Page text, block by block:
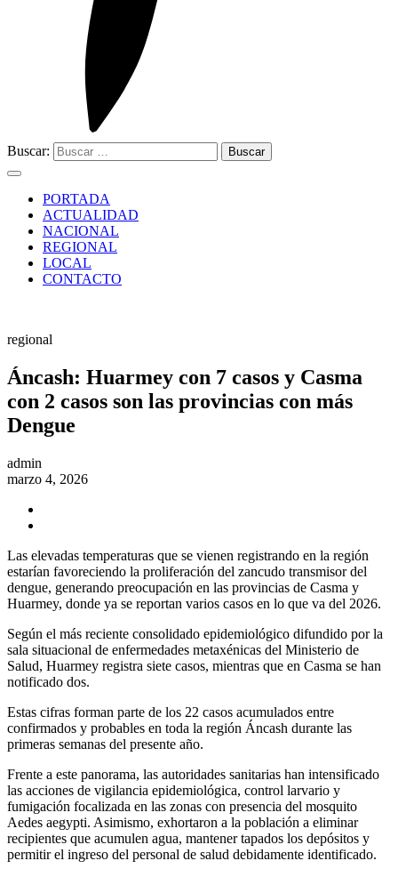
Buscar:
PORTADA
ACTUALIDAD
NACIONAL
REGIONAL
LOCAL
CONTACTO
regional
Áncash: Huarmey con 7 casos y Casma
con 2 casos son las provincias con más
Dengue
admin
marzo 4, 2026
Las elevadas temperaturas que se vienen registrando en la región
estarían favoreciendo la proliferación del zancudo transmisor del
dengue, generando preocupación en las provincias de Casma y
Huarmey, donde ya se reportan varios casos en lo que va del 2026.
Según el más reciente consolidado epidemiológico difundido por la
sala situacional de enfermedades metaxénicas del Ministerio de
Salud, Huarmey registra siete casos, mientras que en Casma se han
notificado dos.
Estas cifras forman parte de los 22 casos acumulados entre
confirmados y probables en toda la región Áncash durante las
primeras semanas del presente año.
Frente a este panorama, las autoridades sanitarias han intensificado
las acciones de vigilancia epidemiológica, control larvario y
fumigación focalizada en las zonas con presencia del mosquito
Aedes aegypti. Asimismo, exhortaron a la población a eliminar
recipientes que acumulen agua, mantener tapados los depósitos y
permitir el ingreso del personal de salud debidamente identificado.